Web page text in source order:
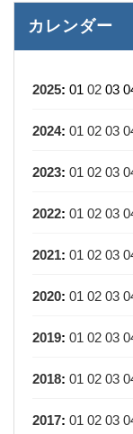
カレンダー
2025: 01 02 03
2024: 01 02 03
2023: 01 02 03
2022: 01 02 03
2021: 01 02 03
2020: 01 02 03
2019: 01 02 03
2018: 01 02 03
2017: 01 02 03